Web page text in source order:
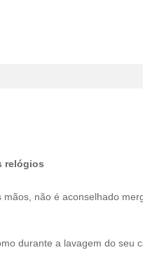
relógios
não é aconselhado
durante a lavagem do seu